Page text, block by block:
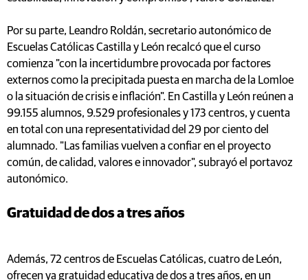
Por su parte, Leandro Roldán, secretario autonómico de
Escuelas Católicas Castilla y León recalcó que el curso
comienza "con la incertidumbre provocada por factores
externos como la precipitada puesta en marcha de la Lomloe
o la situación de crisis e inflación". En Castilla y León reúnen a
99.155 alumnos, 9.529 profesionales y 173 centros, y cuenta
en total con una representatividad del 29 por ciento del
alumnado. "Las familias vuelven a confiar en el proyecto
común, de calidad, valores e innovador", subrayó el portavoz
autonómico.
Gratuidad de dos a tres años
Además, 72 centros de Escuelas Católicas, cuatro de León,
ofrecen ya gratuidad educativa de dos a tres años, en un